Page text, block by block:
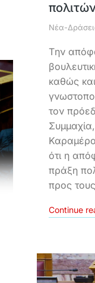
Νέα-
Tην
καθώς
τον
ότι η
πράξη
προς
Continue